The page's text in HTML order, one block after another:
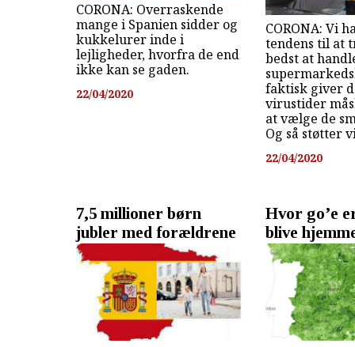
CORONA: Overraskende
mange i Spanien sidder og
kukkelurer inde i
lejligheder, hvorfra de end
ikke kan se gaden.
22/04/2020
CORONA: Vi
tendens til at
bedst at
faktisk giver
virustider
at vælge de
Og så støtter
22/04/2020
7,5 millioner børn
jubler med forældrene
Hvor go’e
blive